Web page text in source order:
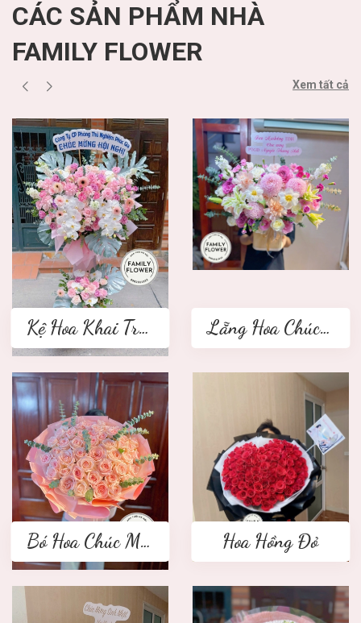
CÁC SẢN PHẨM NHÀ
FAMILY FLOWER
Xem tất cả
Kệ Hoa Khai Trương 2 tầng Lẵng Hoa Chúc Mừng
Bó Hoa Chúc Mừng Hoa Hồng Đỏ